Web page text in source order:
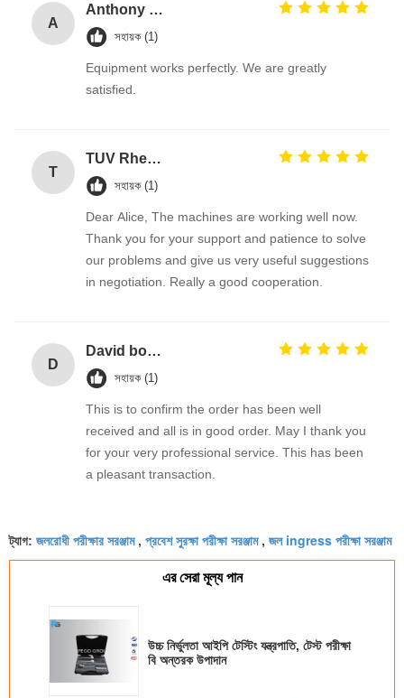
A
Anthony Nikitin
সহায়ক (1)
Equipment works perfectly. We are greatly
satisfied.
T
TUV Rheinland
সহায়ক (1)
Dear Alice, The machines are working well now.
Thank you for your support and patience to solve
our problems and give us very useful suggestions
in negotiation. Really a good cooperation.
D
David borland
সহায়ক (1)
This is to confirm the order has been well
received and all is in good order. May I thank you
for your very professional service. This has been
a pleasant transaction.
ট্যাগ: জলরোধী পরীক্ষার সরঞ্জাম, প্রবেশ সুরক্ষা পরীক্ষা সরঞ্জাম, জল ingress পরীক্ষা সরঞ্জাম
এর সেরা মূল্য পান
উচ্চ নির্ভুলতা আইপি টেস্টিং যন্ত্রপাতি, টেস্ট পরীক্ষা
বি অন্তরক উপাদান